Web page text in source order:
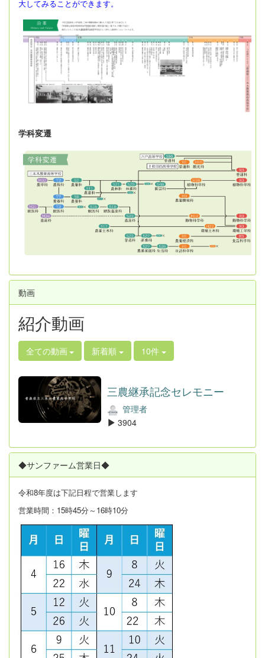
大してみることができます。
学科変遷
動画
紹介動画
全ての動画 新着順 10件
三農継承記念セレモニー
管理者
3904
◆サンファーム営業日◆
令和8年度は下記日程で営業します
営業時間：15時45分～16時10分